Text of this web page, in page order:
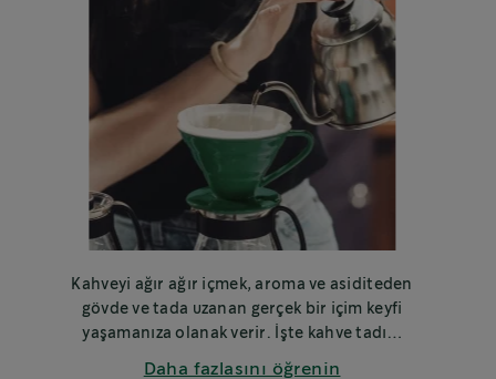
Kahveyi ağır ağır içmek, aroma ve asiditeden
gövde ve tada uzanan gerçek bir içim keyfi
yaşamanıza olanak verir. İşte kahve tadım
sanatının inceliklerine dair birkaç ipucu.
Daha fazlasını öğrenin